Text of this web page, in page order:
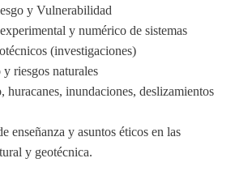
y Vulnerabilidad
y numérico de sistemas
(investigaciones)
riesgos naturales
huracanes, inundaciones, deslizamientos
enseñanza y asuntos éticos en las
y geotécnica.